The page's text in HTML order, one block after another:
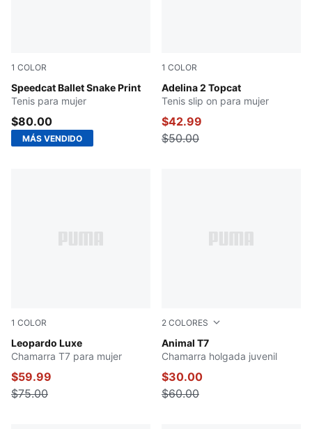
1 COLOR
Speedcat Ballet Snake Print
PUMA Black-Vapor Gray
Tenis para mujer
$80.00
MÁS VENDIDO
1 COLOR
Adelina 2 Topcat
Toasted Almond-PUMA
Tenis slip on para mujer
$42.99
$50.00
1 COLOR
Leopardo Luxe
PUMA BLACK
Chamarra T7 para mujer
$59.99
$75.00
2 COLORES
Animal T7
PUMA BLACK
Chamarra holgada juvenil
$30.00
$60.00